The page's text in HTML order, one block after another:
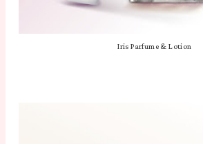
Iris Parfume & Lotion